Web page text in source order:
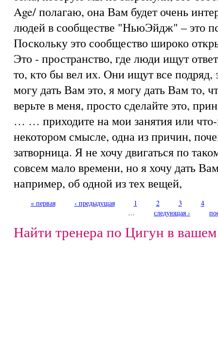
Age/ полагаю, она Вам будет очень
людей в сообществе "НьюЭйдж" – это
Поскольку это сообщество широко
Это - пространство, где люди ищут
то, кто бы вел их. Они ищут все подряд,
могу дать Вам это, я могу дать Вам то,
верьте в меня, просто сделайте это,
… … приходите на мои занятия или что-
некотором смысле, одна из причин,
затворница. Я не хочу двигаться по
совсем мало времени, но я хочу дать
например, об одной из тех вещей,
« первая ‹ предыдущая 1 2 3
4
…
следующая ›
Найти тренера по Цигун в вашем